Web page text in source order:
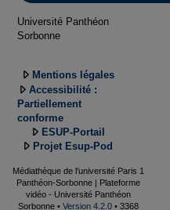
Université Panthéon
Sorbonne
Mentions légales
Accessibilité :
Partiellement
conforme
ESUP-Portail
Projet Esup-Pod
Médiathèque de l'université Paris 1
Panthéon-Sorbonne | Plateforme
vidéo - Université Panthéon
Sorbonne • Version 4.2.0 • 3368